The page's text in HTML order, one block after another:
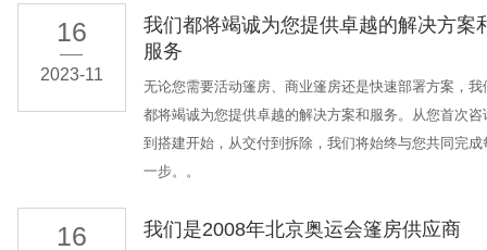
16
2023-11
我们都将竭诚为您提供卓越的解决方案
服务
无论您需要活动篷房、商业篷房还是快速部署方案，我
都将竭诚为您提供卓越的解决方案和服务。从您首次咨
到搭建开始，从交付到拆除，我们将始终与您共同完成
一步。。
16 我们是2008年北京奥运会篷房供应商